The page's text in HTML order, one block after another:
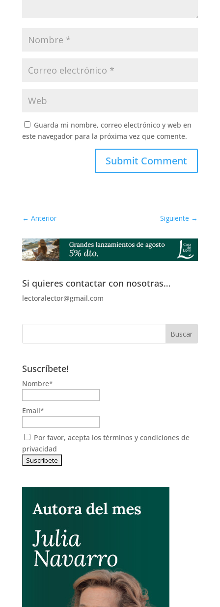
Guarda mi nombre, correo electrónico y web en
este navegador para la próxima vez que comente.
Submit Comment
← Anterior Siguiente →
Si quieres contactar con nosotras…
lectoralector@gmail.com
Suscríbete!
Nombre*
Email*
Por favor, acepta los términos y condiciones de
privacidad